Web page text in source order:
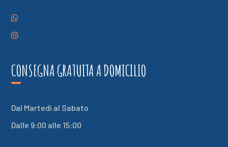
CONSEGNA GRATUITA A DOMICILIO
Dal Martedì al Sabato
Dalle 9:00 alle 15:00